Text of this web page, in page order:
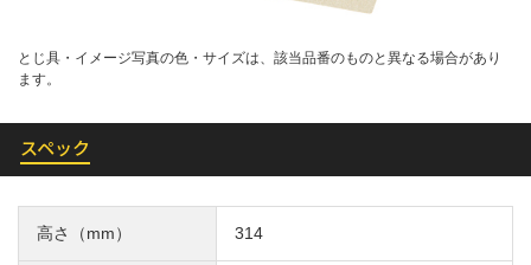
とじ具・イメージ写真の色・サイズは、該当品番のものと異なる場合があり
ます。
スペック
高さ（mm） 314